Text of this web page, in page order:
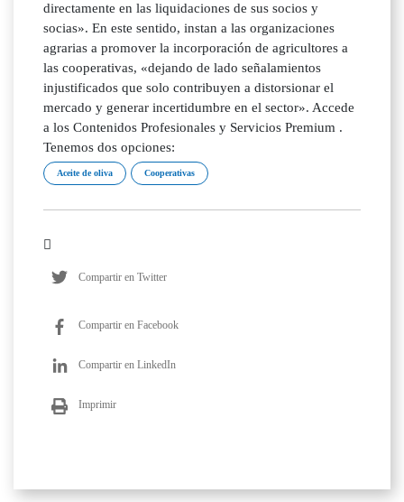
directamente en las liquidaciones de sus socios y
socias». En este sentido, instan a las organizaciones
agrarias a promover la incorporación de agricultores a
las cooperativas, «dejando de lado señalamientos
injustificados que solo contribuyen a distorsionar el
mercado y generar incertidumbre en el sector». Accede
a los Contenidos Profesionales y Servicios Premium .
Tenemos dos opciones:
Aceite de oliva Cooperativas
Compartir en Twitter
Compartir en Facebook
Compartir en LinkedIn
Imprimir